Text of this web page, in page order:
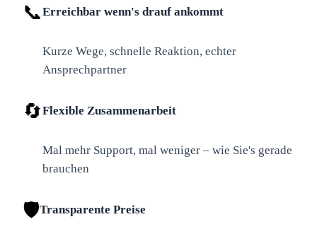
📞Erreichbar wenn's drauf ankommt
Kurze Wege, schnelle Reaktion, echter
Ansprechpartner
🔄Flexible Zusammenarbeit
Mal mehr Support, mal weniger – wie Sie's gerade
brauchen
🛡️Transparente Preise